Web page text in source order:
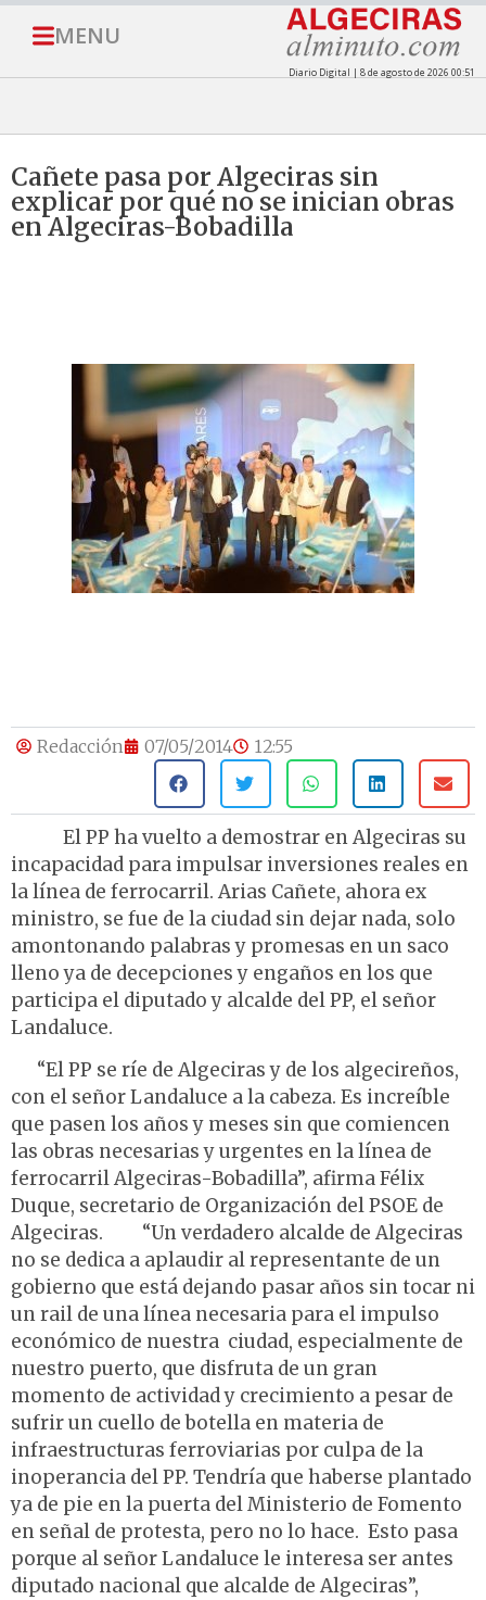
MENU
Diario Digital | 8 de agosto de 2026 00:51
Cañete pasa por Algeciras sin
explicar por qué no se inician obras
en Algeciras-Bobadilla
Redacción 07/05/2014 12:55
El PP ha vuelto a demostrar en Algeciras su
incapacidad para impulsar inversiones reales en
la línea de ferrocarril. Arias Cañete, ahora ex
ministro, se fue de la ciudad sin dejar nada, solo
amontonando palabras y promesas en un saco
lleno ya de decepciones y engaños en los que
participa el diputado y alcalde del PP, el señor
Landaluce.
“El PP se ríe de Algeciras y de los algecireños,
con el señor Landaluce a la cabeza. Es increíble
que pasen los años y meses sin que comiencen
las obras necesarias y urgentes en la línea de
ferrocarril Algeciras-Bobadilla”, afirma Félix
Duque, secretario de Organización del PSOE de
Algeciras. “Un verdadero alcalde de Algeciras
no se dedica a aplaudir al representante de un
gobierno que está dejando pasar años sin tocar ni
un rail de una línea necesaria para el impulso
económico de nuestra ciudad, especialmente de
nuestro puerto, que disfruta de un gran
momento de actividad y crecimiento a pesar de
sufrir un cuello de botella en materia de
infraestructuras ferroviarias por culpa de la
inoperancia del PP. Tendría que haberse plantado
ya de pie en la puerta del Ministerio de Fomento
en señal de protesta, pero no lo hace. Esto pasa
porque al señor Landaluce le interesa ser antes
diputado nacional que alcalde de Algeciras”,